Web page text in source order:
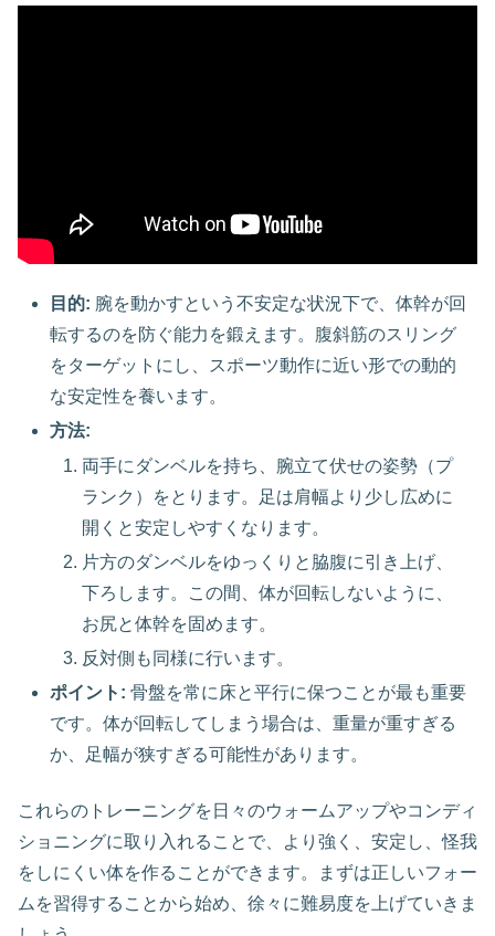
目的: 腕を動かすという不安定な状況下で、体幹が回
転するのを防ぐ能力を鍛えます。腹斜筋のスリング
をターゲットにし、スポーツ動作に近い形での動的
な安定性を養います。
方法:
両手にダンベルを持ち、腕立て伏せの姿勢（プ
ランク）をとります。足は肩幅より少し広めに
開くと安定しやすくなります。
片方のダンベルをゆっくりと脇腹に引き上げ、
下ろします。この間、体が回転しないように、
お尻と体幹を固めます。
反対側も同様に行います。
ポイント: 骨盤を常に床と平行に保つことが最も重要
です。体が回転してしまう場合は、重量が重すぎる
か、足幅が狭すぎる可能性があります。
これらのトレーニングを日々のウォームアップやコンディ
ショニングに取り入れることで、より強く、安定し、怪我
をしにくい体を作ることができます。まずは正しいフォー
ムを習得することから始め、徐々に難易度を上げていきま